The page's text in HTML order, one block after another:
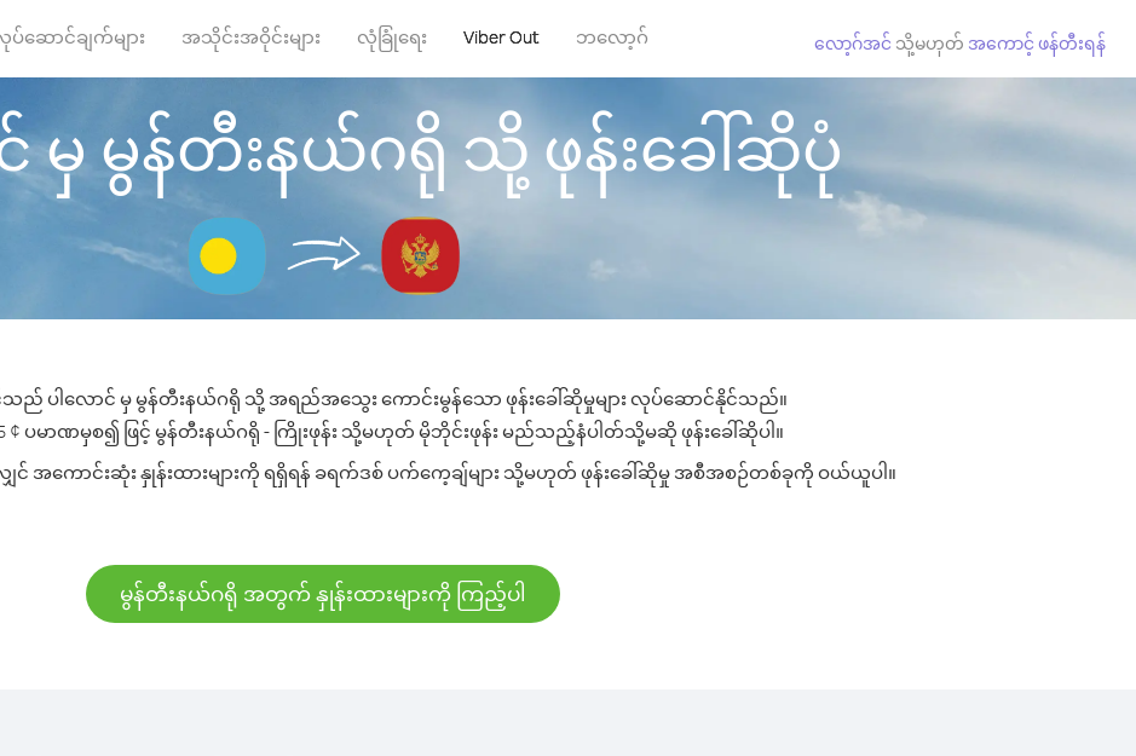
ပ်ဆောင်ချက်များ အသိုင်းအဝိုင်းများ လုံခြုံရေး Viber Out ဘလော့ဂ် လော့ဂ်အင် သို့မဟုတ် အကောင့် ဖန်တီးရန်
မှ မွန်တီးနယ်ဂရို သို့ ဖုန်းခေါ်ဆိုပုံ
င်သည် ပါလောင် မှ မွန်တီးနယ်ဂရို သို့ အရည်အသွေး ကောင်းမွန်သော ဖုန်းခေါ်ဆိုမှုများ လုပ်ဆောင်နိုင်သည်။
¢ ပမာဏမှစ၍ ဖြင့် မွန်တီးနယ်ဂရို - ကြိုးဖုန်း သို့မဟုတ် မိုဘိုင်းဖုန်း မည်သည့်နံပါတ်သို့မဆို ဖုန်းခေါ်ဆိုပါ။
အကောင်းဆုံး နှုန်းထားများကို ရရှိရန် ခရက်ဒစ် ပက်ကေ့ချ်များ သို့မဟုတ် ဖုန်းခေါ်ဆိုမှု အစီအစဉ်တစ်ခုကို ဝယ်ယူပါ။
မွန်တီးနယ်ဂရို အတွက် နှုန်းထားများကို ကြည့်ပါ